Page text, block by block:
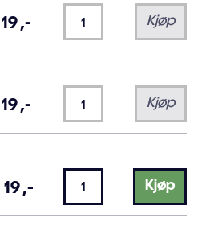
19,- Kjøp
19,- Kjøp
19,- Kjøp